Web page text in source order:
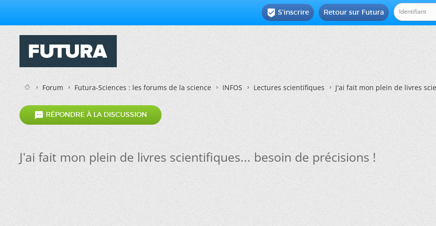
Retour sur Futura
 S'inscrire
Forum Futura-Sciences : les forums de la science INFOS Lectures scientifiques J'ai fait mon plein de livres
 RÉPONDRE À LA DISCUSSION
J'ai fait mon plein de livres scientifiques... besoin de précisions !